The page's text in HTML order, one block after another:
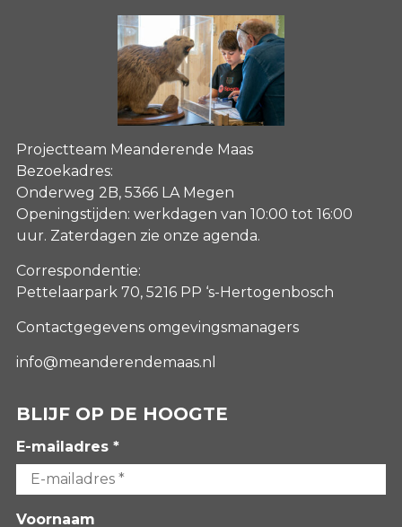
Projectteam Meanderende Maas
Bezoekadres:
Onderweg 2B, 5366 LA Megen
Openingstijden: werkdagen van 10:00 tot 16:00
uur. Zaterdagen zie onze agenda.
Correspondentie:
Pettelaarpark 70, 5216 PP ‘s-Hertogenbosch
Contactgegevens omgevingsmanagers
info@meanderendemaas.nl
BLIJF OP DE HOOGTE
E-mailadres *
Voornaam